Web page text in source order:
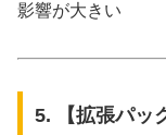
影響が大きい
5. 【拡張パッ